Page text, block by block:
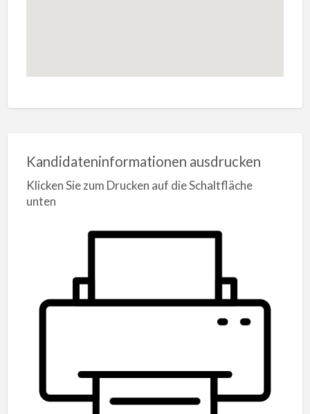
Kandidateninformationen ausdrucken
Klicken Sie zum Drucken auf die Schaltfläche
unten